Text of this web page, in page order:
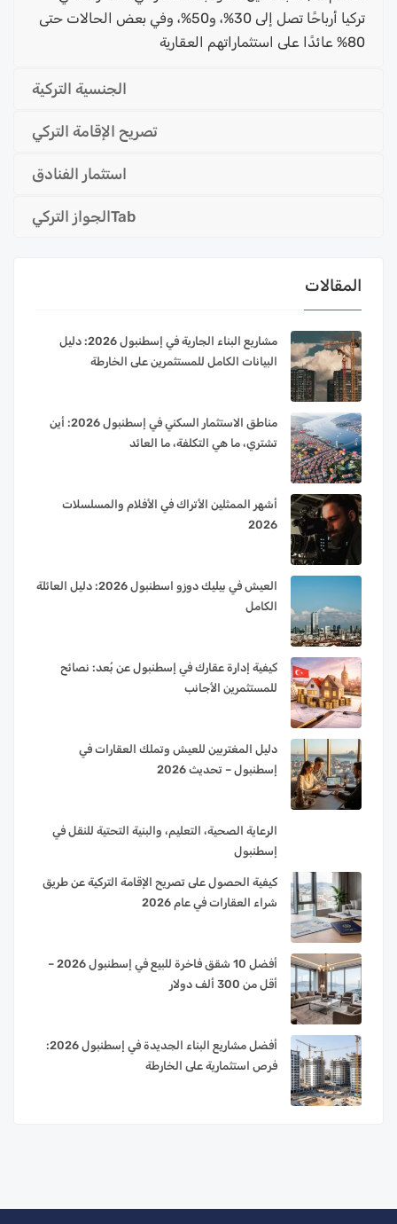
تركيا أرباحًا تصل إلى 30%، و50%، وفي بعض الحالات حتى
80% عائدًا على استثماراتهم العقارية
الجنسية التركية
تصريح الإقامة التركي
استثمار الفنادق
Tabالجواز التركي
المقالات
مشاريع البناء الجارية في إسطنبول 2026: دليل
البيانات الكامل للمستثمرين على الخارطة
مناطق الاستثمار السكني في إسطنبول 2026: أين
تشتري، ما هي التكلفة، ما العائد
أشهر الممثلين الأتراك في الأفلام والمسلسلات
2026
العيش في بيليك دوزو اسطنبول 2026: دليل العائلة
الكامل
كيفية إدارة عقارك في إسطنبول عن بُعد: نصائح
للمستثمرين الأجانب
دليل المغتربين للعيش وتملك العقارات في
إسطنبول – تحديث 2026
الرعاية الصحية، التعليم، والبنية التحتية للنقل في
إسطنبول
كيفية الحصول على تصريح الإقامة التركية عن طريق
شراء العقارات في عام 2026
أفضل 10 شقق فاخرة للبيع في إسطنبول 2026 –
أقل من 300 ألف دولار
أفضل مشاريع البناء الجديدة في إسطنبول 2026:
فرص استثمارية على الخارطة